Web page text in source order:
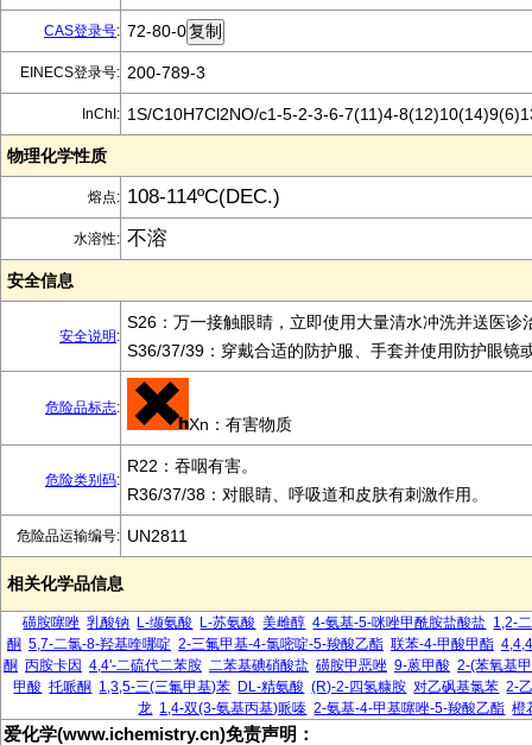
CAS登录号: 72-80-0
EINECS登录号: 200-789-3
InChI: 1S/C10H7Cl2NO/c1-5-2-3-6-7(11)4-
物理化学性质
熔点: 108-114ºC(DEC.)
水溶性: 不溶
安全信息
安全说明 :
S26：万一接触眼睛，立即使用大量清水冲洗并送医诊
S36/37/39：穿戴合适的防护服、手套并使用防护眼镜
危险品标志:
Xn：有害物质
危险类别码:
R22：吞咽有害。
R36/37/38：对眼睛、呼吸道和皮肤有刺激作用。
危险品运输编号: UN2811
相关化学品信息
磺胺噻唑 乳酸钠 L-缬氨酸 L-苏氨酸 美雌醇 4-氨基-5-咪唑甲酰胺盐酸盐 1,2-
酮 5,7-二氯-8-羟基喹哪啶 2-三氟甲基-4-氯嘧啶-5-羧酸乙酯 联苯-4-甲酸甲酯
酮 丙胺卡因 4,4'-二硫代二苯胺 二苯基碘硝酸盐 磺胺甲恶唑 9-蒽甲酸 2-(苯氧基
甲酸 托哌酮 1,3,5-三(三氟甲基)苯 DL-精氨酸 (R)-2-四氢糠胺 对乙砜基氯苯 2-
龙 1,4-双(3-氨基丙基)哌嗪 2-氨基-4-甲基噻唑-5-羧酸乙酯 橙
爱化学(www.ichemistry.cn)免责声明：